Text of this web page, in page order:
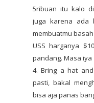
5ribuan itu kalo
juga karena ada
membuatmu
USS harganya
pandang. Masa iya
4. Bring a hat
pasti, bakal
bisa aja panas